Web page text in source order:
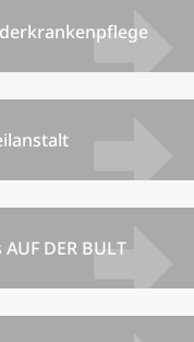
DER BULT